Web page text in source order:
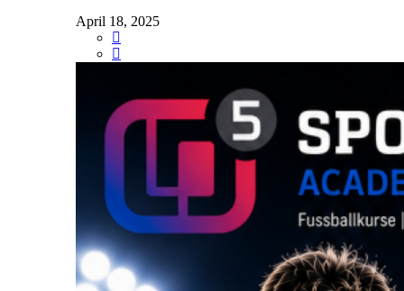
April 18, 2025